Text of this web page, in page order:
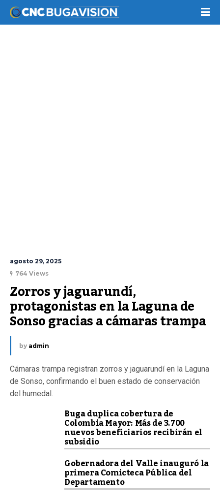
agosto 29, 2025
764 Views
Zorros y jaguarundí,
protagonistas en la Laguna de
Sonso gracias a cámaras trampa
by admin
Cámaras trampa registran zorros y jaguarundí en la Laguna
de Sonso, confirmando el buen estado de conservación
del humedal.
Buga duplica cobertura de
Colombia Mayor: Más de 3.700
nuevos beneficiarios recibirán el
subsidio
Gobernadora del Valle inauguró la
primera Comicteca Pública del
Departamento